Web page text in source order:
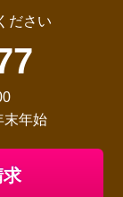
ださい
末年始
求